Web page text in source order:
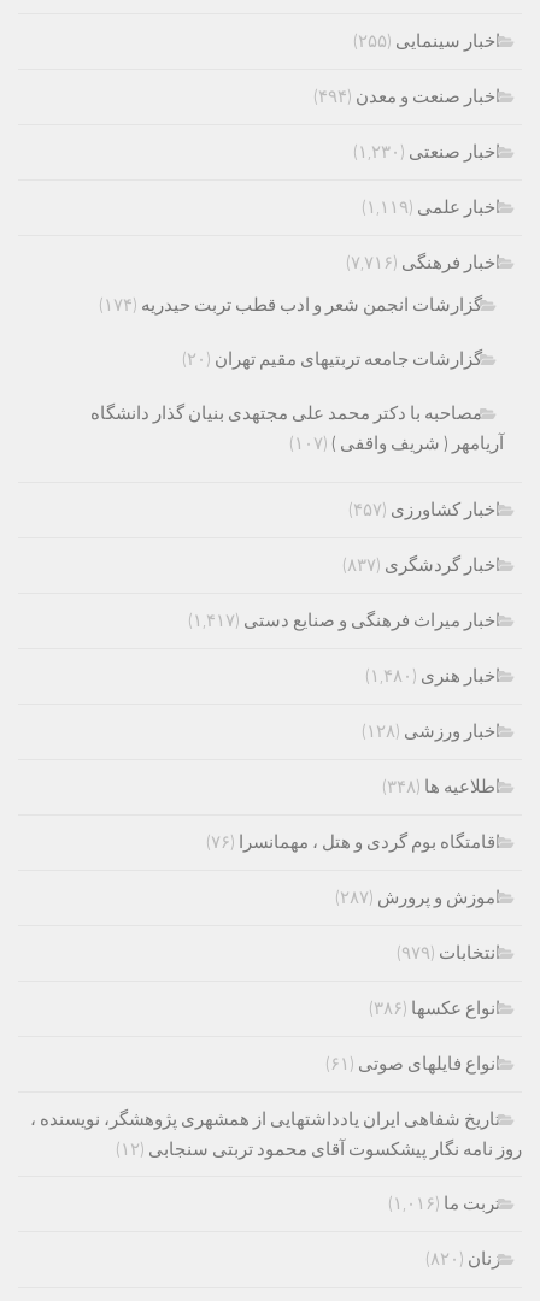
اخبار سینمایی (۲۵۵)
اخبار صنعت و معدن (۴۹۴)
اخبار صنعتی (۱,۲۳۰)
اخبار علمی (۱,۱۱۹)
اخبار فرهنگی (۷,۷۱۶)
گزارشات انجمن شعر و ادب قطب تربت حیدریه (۱۷۴)
گزارشات جامعه تربتیهای مقیم تهران (۲۰)
مصاحبه با دکتر محمد علی مجتهدی بنیان گذار دانشگاه
آریامهر ( شریف واقفی ) (۱۰۷)
اخبار کشاورزی (۴۵۷)
اخبار گردشگری (۸۳۷)
اخبار میراث فرهنگی و صنایع دستی (۱,۴۱۷)
اخبار هنری (۱,۴۸۰)
اخبار ورزشی (۱۲۸)
اطلاعیه ها (۳۴۸)
اقامتگاه بوم گردی و هتل ، مهمانسرا (۷۶)
اموزش و پرورش (۲۸۷)
انتخابات (۹۷۹)
انواع عکسها (۳۸۶)
انواع فایلهای صوتی (۶۱)
تاریخ شفاهی ایران یادداشتهایی از همشهری پژوهشگر، نویسنده ،
روز نامه نگار پیشکسوت آقای محمود تربتی سنجابی (۱۲)
تربت ما (۱,۰۱۶)
زنان (۸۲۰)